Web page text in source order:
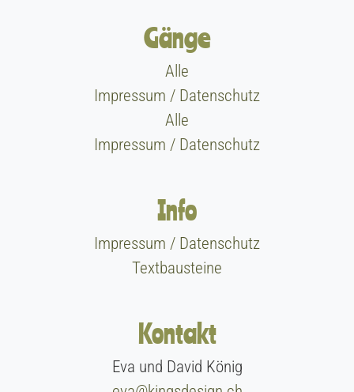
Gänge
Alle
Impressum / Datenschutz
Alle
Impressum / Datenschutz
Info
Impressum / Datenschutz
Textbausteine
Kontakt
Eva und David König